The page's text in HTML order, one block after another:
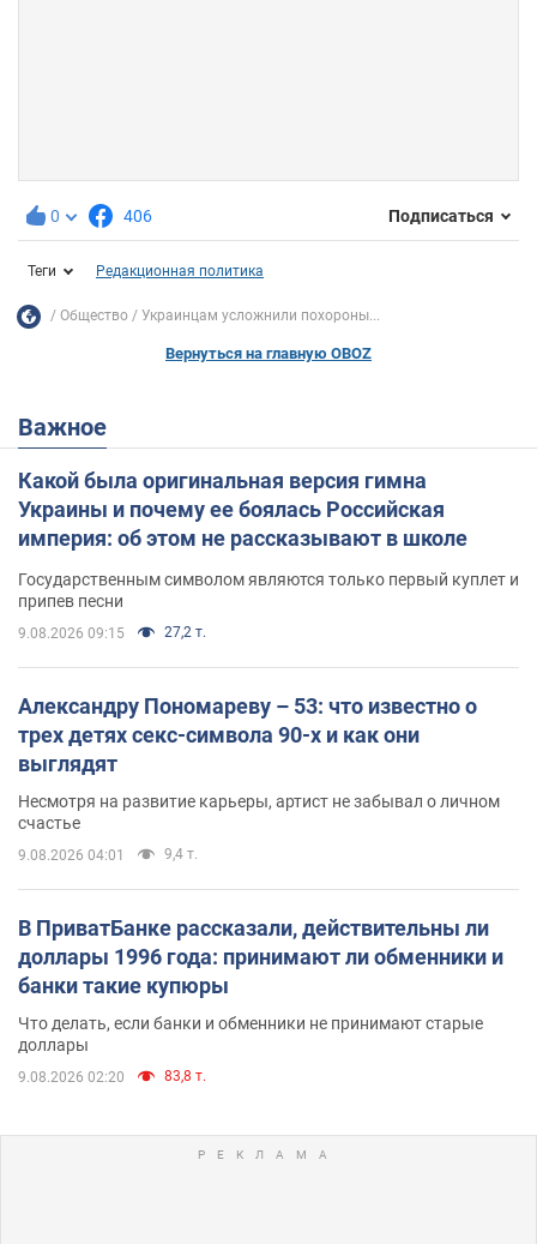
0 406 Подписаться
Теги Редакционная политика
Общество Украинцам усложнили похороны...
Вернуться на главную OBOZ
Важное
Какой была оригинальная версия гимна
Украины и почему ее боялась Российская
империя: об этом не рассказывают в школе
Государственным символом являются только первый куплет и
припев песни
9.08.2026 09:15 27,2 т.
Александру Пономареву – 53: что известно о
трех детях секс-символа 90-х и как они
выглядят
Несмотря на развитие карьеры, артист не забывал о личном
счастье
9.08.2026 04:01 9,4 т.
В ПриватБанке рассказали, действительны ли
доллары 1996 года: принимают ли обменники и
банки такие купюры
Что делать, если банки и обменники не принимают старые
доллары
9.08.2026 02:20 83,8 т.